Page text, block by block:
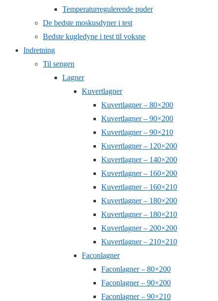
Temperaturregulerende puder
De bedste moskusdyner i test
Bedste kugledyne i test til voksne
Indretning
Til sengen
Lagner
Kuvertlagner
Kuvertlagner – 80×200
Kuvertlagner – 90×200
Kuvertlagner – 90×210
Kuvertlagner – 120×200
Kuvertlagner – 140×200
Kuvertlagner – 160×200
Kuvertlagner – 160×210
Kuvertlagner – 180×200
Kuvertlagner – 180×210
Kuvertlagner – 200×200
Kuvertlagner – 210×210
Faconlagner
Faconlagner – 80×200
Faconlagner – 90×200
Faconlagner – 90×210